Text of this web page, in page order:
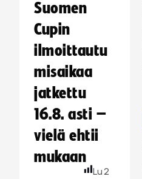
Suomen
Cupin
ilmoittautu
misaikaa
jatkettu
16.8. asti –
vielä ehtii
mukaan
Lu2